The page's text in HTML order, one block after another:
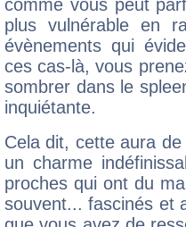
comme vous peut
plus vulnérable en
évènements qui
ces cas-là, vous
sombrer dans le
inquiétante.
Cela dit, cette aura
un charme
proches qui ont du
souvent... fascinés et